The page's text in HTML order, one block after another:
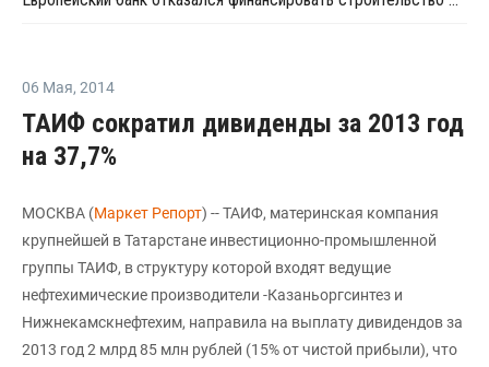
06 Мая, 2014
ТАИФ сократил дивиденды за 2013 год
на 37,7%
МОСКВА (Маркет Репорт) -- ТАИФ, материнская компания
крупнейшей в Татарстане инвестиционно-промышленной
группы ТАИФ, в структуру которой входят ведущие
нефтехимические производители -Казаньоргсинтез и
Нижнекамскнефтехим, направила на выплату дивидендов за
2013 год 2 млрд 85 млн рублей (15% от чистой прибыли), что